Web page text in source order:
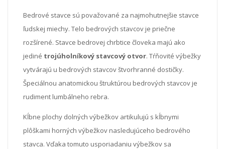
Bedrové stavce sú považované za najmohutnejšie stavce
ľudskej miechy. Telo bedrových stavcov je priečne
rozšírené. Stavce bedrovej chrbtice človeka majú ako
jediné trojúholníkový stavcový otvor. Tŕňovité výbežky
vytvárajú u bedrových stavcov štvorhranné dostičky.
Špeciálnou anatomickou štruktúrou bedrových stavcov je
rudiment lumbálneho rebra.
Kĺbne plochy dolných výbežkov artikulujú s kĺbnymi
plôškami horných výbežkov nasledujúceho bedrového
stavca. Vďaka tomuto usporiadaniu výbežkov sa